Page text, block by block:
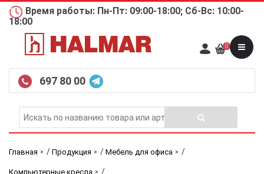
Время работы: Пн-Пт: 09:00-18:00; Сб-Вс: 10:00-
18:00
697 80 00
0
Главная / Продукция / Мебель для офиса /
Компьютерные кресла /